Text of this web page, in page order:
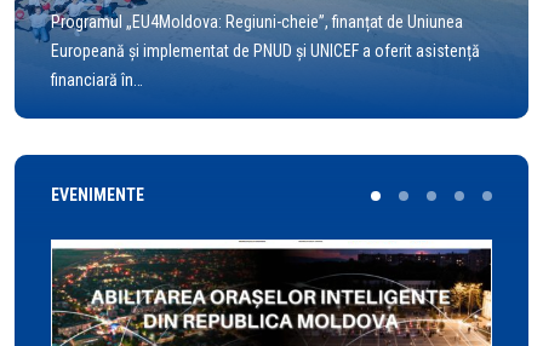
Programul „EU4Moldova: Regiuni-cheie”, finanțat de Uniunea
Europeană și implementat de PNUD și UNICEF a oferit asistență
financiară în…
EVENIMENTE